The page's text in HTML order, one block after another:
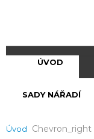
ÚVOD
SADY NÁŘADÍ
Úvod Chevron_right